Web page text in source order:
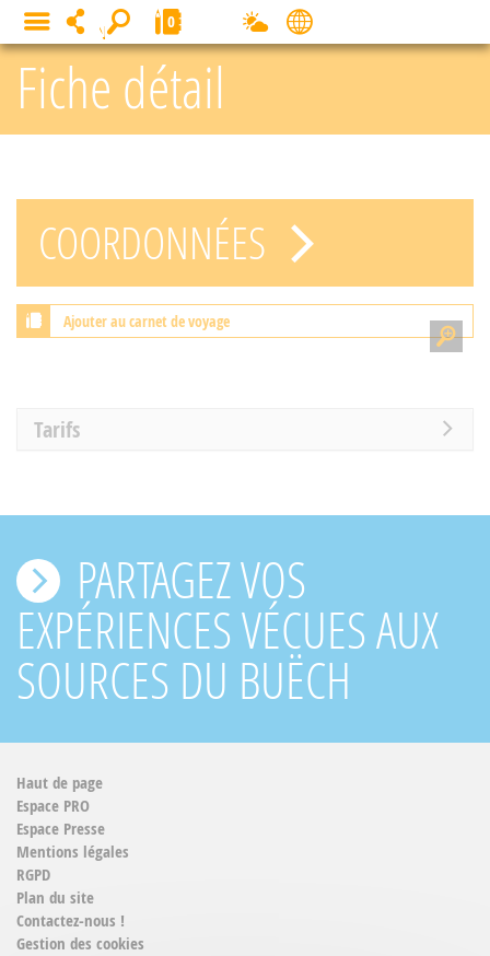
Fiche détail
COORDONNÉES
Ajouter au carnet de voyage
Tarifs
PARTAGEZ VOS
EXPÉRIENCES VÉCUES AUX
SOURCES DU BUËCH
Haut de page
Espace PRO
Espace Presse
Mentions légales
RGPD
Plan du site
Contactez-nous !
Gestion des cookies
MENU 0
Panneau de gestion des cookies